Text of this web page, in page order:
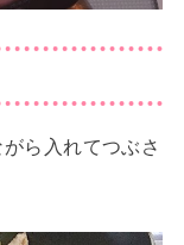
ら入れてつぶさ